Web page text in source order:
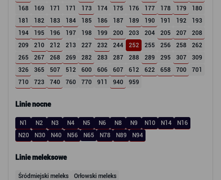
168
169 171 171 173 174 175 176 177 178 179
180
181
182 183 184 185 186 187 189 190 191 192
193
194
195 196 197 198 199 200 203 204 205 207
208
209
210 212 213 227 232 244 252 255 256 258
262
265
267 268 269 282 283 287 288 289 295 307
309
326
365 507 512 600 606 607 612 622 658 700
701
710
723 740 760 770 911 940 959
Linie nocne
N1 N2 N3 N4 N5 N6 N8 N9 N10 N14
N16
N20
N30 N40 N56 N65 N78 N89 N94
Linie meleksowe
Śródmiejski meleks Orłowski meleks